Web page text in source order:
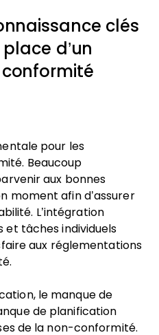
clés
d’un
pour les
Beaucoup
aux bonnes
moment afin d’assurer
L’intégration
et tâches individuels
aux réglementations
le manque de
de planification
de la non-conformité.